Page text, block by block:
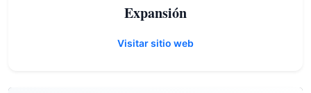
Expansión
Visitar sitio web